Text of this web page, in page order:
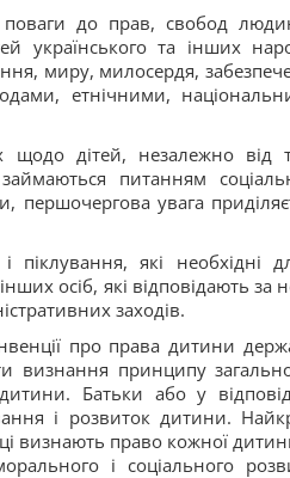
поваги до прав, свобод
українського та інших
миру, милосердя,
етнічними,
дітей, незалежно від
питанням
першочергова увага
піклування, які необхідні
осіб, які відповідають за
заходів.
про права дитини
визнання принципу
Батьки або у
і розвиток дитини.
визнають право кожної
і соціального